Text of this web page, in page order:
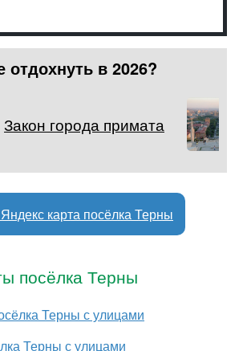
отдохнуть в 2026?
Закон города примата
карта посёлка Терны
посёлка Терны
Терны с улицами
Терны с улицами